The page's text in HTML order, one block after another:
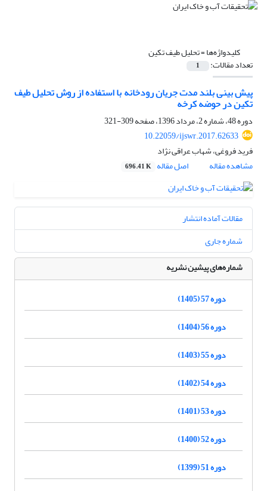
کلیدواژه‌ها =تحلیل طیف تکین
تعداد مقالات: 1
پیش بینی بلند مدت جریان رودخانه با استفاده از روش تحلیل طیف
تکین در حوضه کرخه
دوره 48، شماره 2، مرداد 1396، صفحه
309-321
10.22059/ijswr.2017.62633
فرید فروغی، شهاب عراقی نژاد
مشاهده مقاله
اصل مقاله 696.41 K
مقالات آماده انتشار
شماره جاری
شماره‌های پیشین نشریه
دوره 57 (1405)
دوره 56 (1404)
دوره 55 (1403)
دوره 54 (1402)
دوره 53 (1401)
دوره 52 (1400)
دوره 51 (1399)